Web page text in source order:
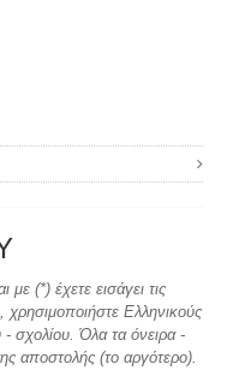
με (*) έχετε εισάγει τις
Ελληνικούς
- σχολίου. Όλα τα όνειρα -
αποστολής (το αργότερο).